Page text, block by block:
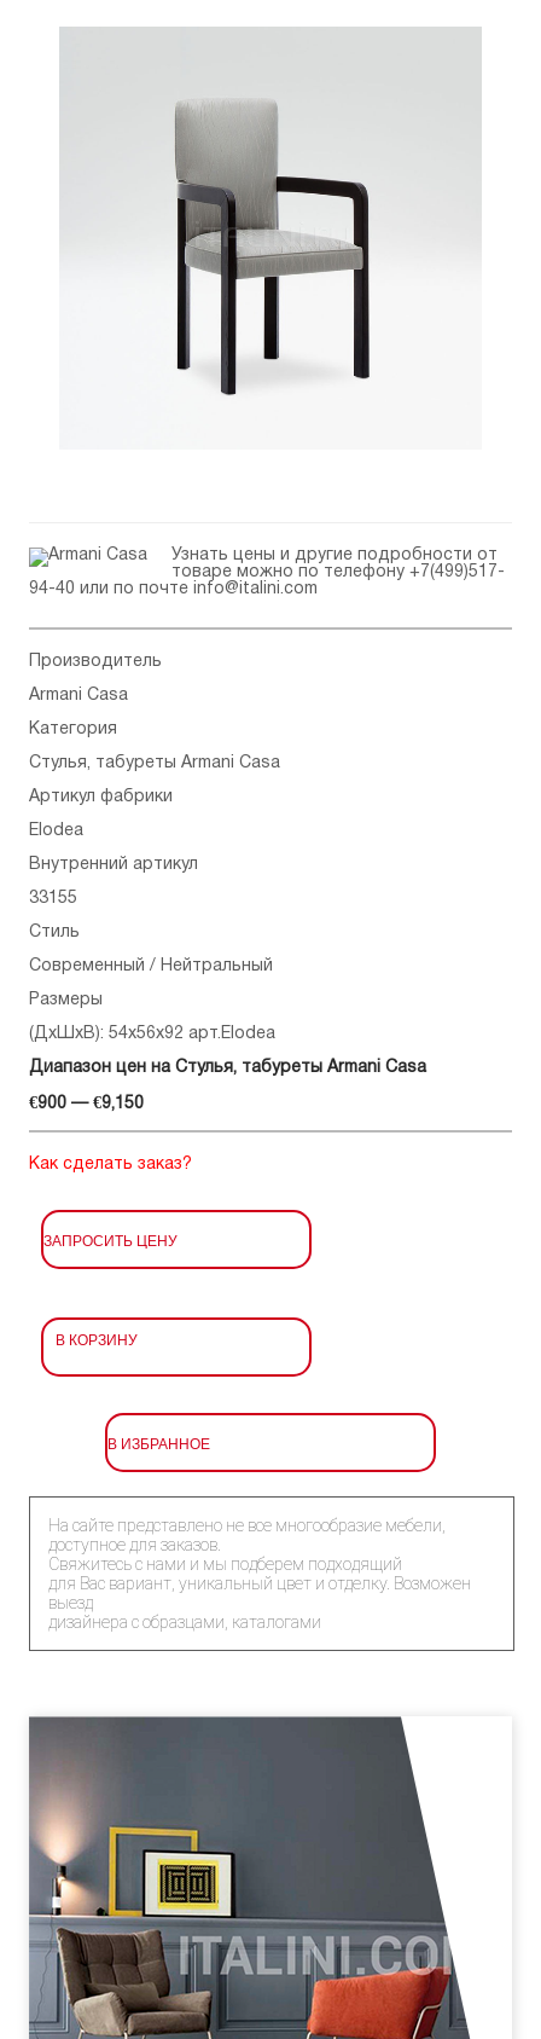
Узнать цены и другие подробности от
товаре можно по телефону +7(499)517-
94-40 или по почте info@italini.com
Производитель
Armani Casa
Категория
Стулья, табуреты Armani Casa
Артикул фабрики
Elodea
Внутренний артикул
33155
Стиль
Современный / Нейтральный
Размеры
(ДхШхВ): 54x56x92 арт.Elodea
Диапазон цен на Стулья, табуреты Armani Casa
€900 — €9,150
Как сделать заказ?
ЗАПРОСИТЬ ЦЕНУ
В КОРЗИНУ
В ИЗБРАННОЕ
На сайте представлено не все многообразие мебели,
доступное для заказов.
Свяжитесь с нами и мы подберем подходящий
для Вас вариант, уникальный цвет и отделку. Возможен
выезд
дизайнера с образцами, каталогами